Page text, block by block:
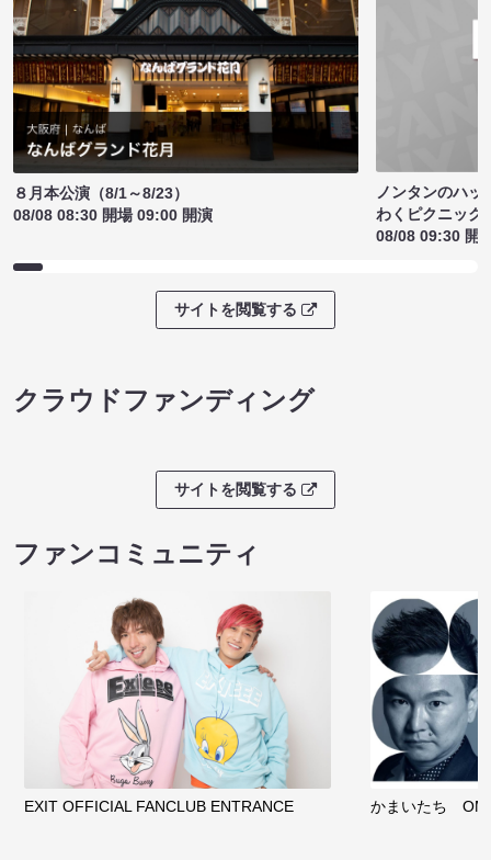
８月本公演（8/1～8/23）
08/08 08:30 開場 09:00 開演
ノンタンのハッ
わくピクニック
08/08 09:30 開
サイトを閲覧する
クラウドファンディング
サイトを閲覧する
ファンコミュニティ
EXIT OFFICIAL FANCLUB ENTRANCE かまいたち